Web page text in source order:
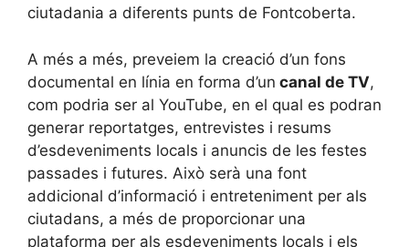
ciutadania a diferents punts de Fontcoberta.
A més a més, preveiem la creació d’un fons
documental en línia en forma d’un canal de TV,
com podria ser al YouTube, en el qual es podran
generar reportatges, entrevistes i resums
d’esdeveniments locals i anuncis de les festes
passades i futures. Això serà una font
addicional d’informació i entreteniment per als
ciutadans, a més de proporcionar una
plataforma per als esdeveniments locals i els